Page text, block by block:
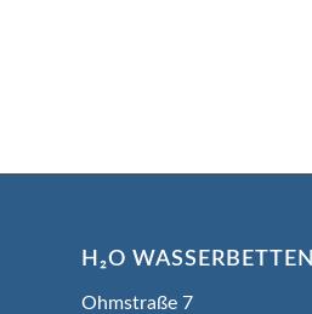
H₂O WASSERBETTEN
Ohmstraße 7